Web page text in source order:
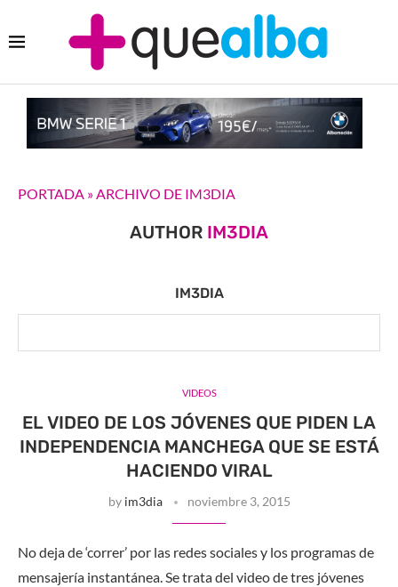
PORTADA » ARCHIVO DE IM3DIA
AUTHOR IM3DIA
IM3DIA
VIDEOS
EL VIDEO DE LOS JÓVENES QUE PIDEN LA
INDEPENDENCIA MANCHEGA QUE SE ESTÁ
HACIENDO VIRAL
by im3dia noviembre 3, 2015
No deja de ‘correr’ por las redes sociales y los programas de
mensajería instantánea. Se trata del video de tres jóvenes